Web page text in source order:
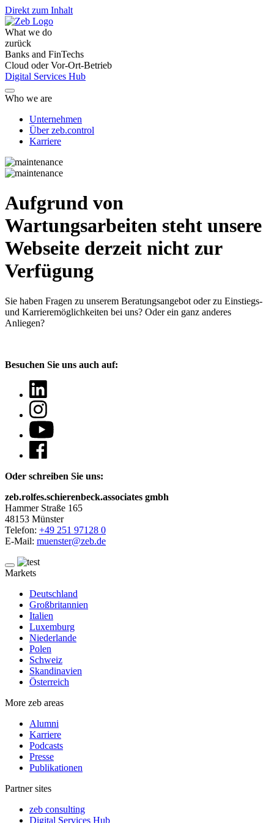
Direkt zum Inhalt
What we do
zurück
Banks and FinTechs
Cloud oder Vor-Ort-Betrieb
Digital Services Hub
Who we are
Unternehmen
Über zeb.control
Karriere
Aufgrund von
Wartungsarbeiten steht unsere
Webseite derzeit nicht zur
Verfügung
Sie haben Fragen zu unserem Beratungsangebot oder zu Einstiegs-
und Karrieremöglichkeiten bei uns? Oder ein ganz anderes
Anliegen?
Besuchen Sie uns auch auf:
Oder schreiben Sie uns:
zeb.rolfes.schierenbeck.associates gmbh
Hammer Straße 165
48153 Münster
Telefon: +49 251 97128 0
E-Mail: muenster@zeb.de
Markets
Deutschland
Großbritannien
Italien
Luxemburg
Niederlande
Polen
Schweiz
Skandinavien
Österreich
More zeb areas
Alumni
Karriere
Podcasts
Presse
Publikationen
Partner sites
zeb consulting
Digital Services Hub